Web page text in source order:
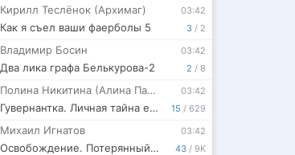
3 / 2
03:42
Кирилл Теслёнок (Архимаг)
Как я съел ваши фаерболы 5
2 / 8
03:42
Владимир Босин
Два лика графа Белькурова-2
15 / 629
03:42
Полина Никитина (Алина Панфилова)
Гувернантка. Личная тайна его превосходительства. Том 2
43 / 9K
03:42
Михаил Игнатов
Освобождение. Потерянный Орден